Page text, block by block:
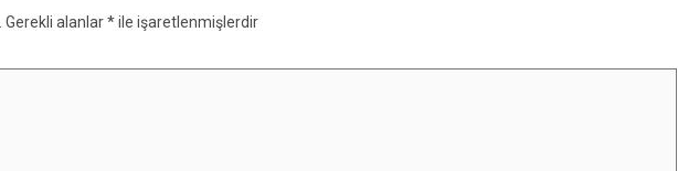
Gerekli alanlar*ile işaretlenmişlerdir